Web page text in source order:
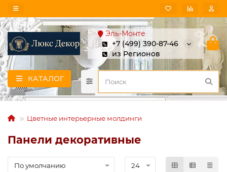
Эль-Монте
+7 (499) 390-87-46
из Регионов
КАТАЛОГ
Цветные интерьерные молдинги
Панели декоративные